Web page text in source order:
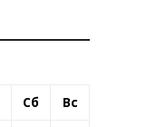
Сб Вс